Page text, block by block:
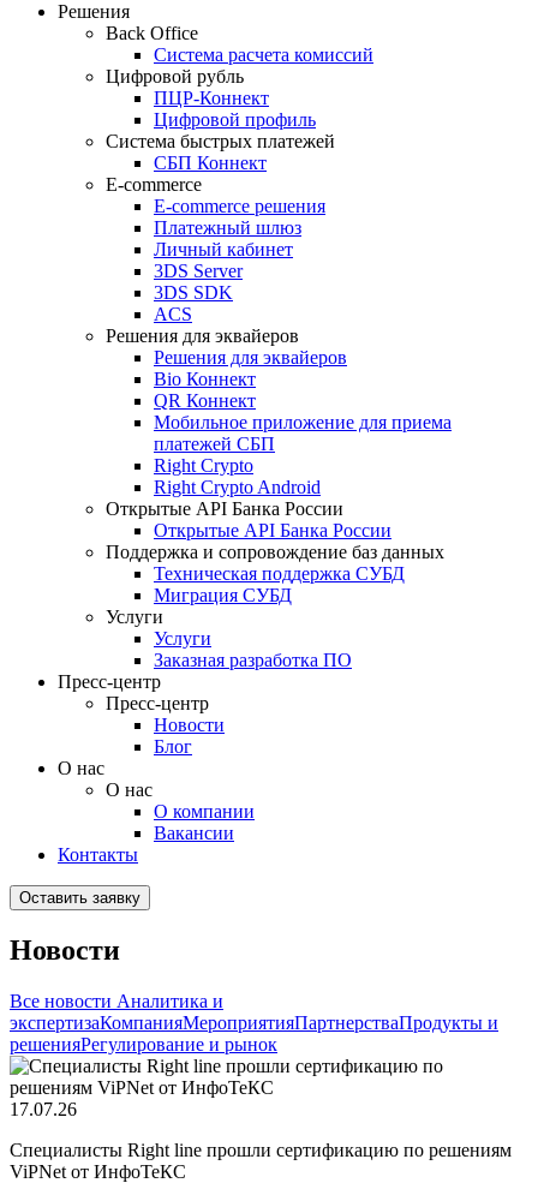
Решения
Back Office
Система расчета комиссий
Цифровой рубль
ПЦР-Коннект
Цифровой профиль
Система быстрых платежей
СБП Коннект
E-commerce
E-commerce решения
Платежный шлюз
Личный кабинет
3DS Server
3DS SDK
ACS
Решения для эквайеров
Решения для эквайеров
Bio Коннект
QR Коннект
Мобильное приложение для приема
платежей СБП
Right Crypto
Right Crypto Android
Открытые API Банка России
Открытые API Банка России
Поддержка и сопровождение баз данных
Техническая поддержка СУБД
Миграция СУБД
Услуги
Услуги
Заказная разработка ПО
Пресс-центр
Пресс-центр
Новости
Блог
О нас
О нас
О компании
Вакансии
Контакты
Оставить заявку
Новости
Все новости Аналитика и
экспертизаКомпанияМероприятияПартнерстваПродукты и
решенияРегулирование и рынок
17.07.26
Специалисты Right line прошли сертификацию по решениям
ViPNet от ИнфоТеКС